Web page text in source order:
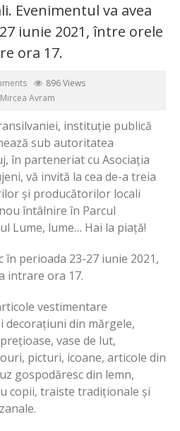
Evenimentul va avea
iunie 2021, între orele
ora 17.
896 Views
Mircea Avram
instituție publică
sub autoritatea
în parteneriat cu Asociația
vă invită la cea de-a treia
și producătorilor locali
întâlnire în Parcul
Lume, lume… Hai la piață!
în perioada 23-27 iunie 2021,
intrare ora 17.
vestimentare
decorațiuni din mărgele,
vase de lut,
picturi, icoane, articole din
gospodăresc din lemn,
copii, traiste tradiționale și